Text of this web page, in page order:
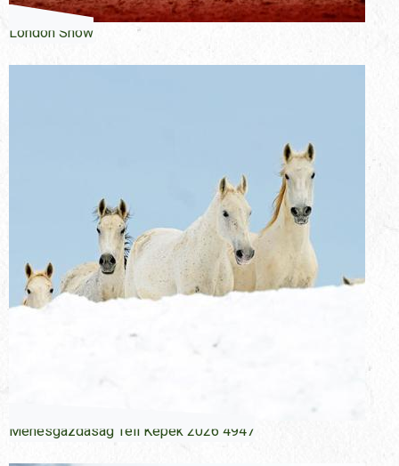
London Show
Menesgazdasag Teli Kepek 2026 4947